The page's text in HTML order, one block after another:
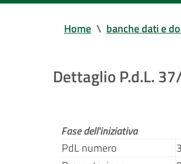
Home \ banche dati e
Dettaglio P.d.L.
Fase dell'iniziativa
PdL numero